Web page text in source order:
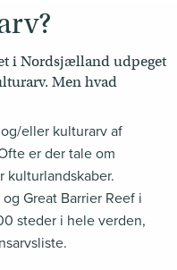
i Nordsjælland udpeget
Men hvad
eller kulturarv af
er der tale om
kulturlandskaber.
Great Barrier Reef i
steder i hele verden,